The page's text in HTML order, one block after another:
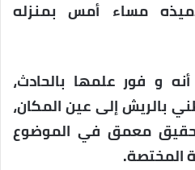
مساء أمس بمنزله
و فور علمها بالحادث،
بالريش إلى عين المكان،
معمق في الموضوع
المختصة.